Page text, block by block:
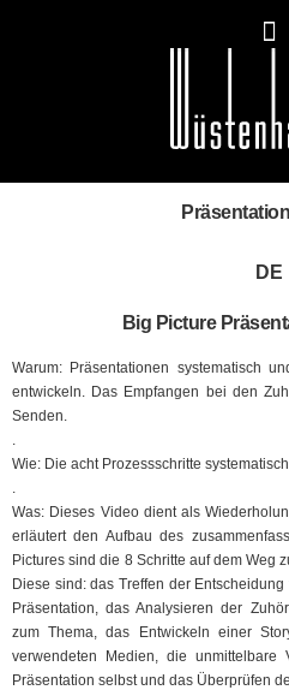
DE
Big Picture
Warum: Präsentationen systematisch
entwickeln. Das Empfangen bei den
Senden.
.
Wie: Die acht Prozessschritte
.
Was: Dieses Video dient als
erläutert den Aufbau des
Pictures sind die 8 Schritte auf dem Weg
Diese sind: das Treffen der
Präsentation, das Analysieren der
zum Thema, das Entwickeln einer
verwendeten Medien, die unmittelbare
Präsentation selbst und das Überprüfen